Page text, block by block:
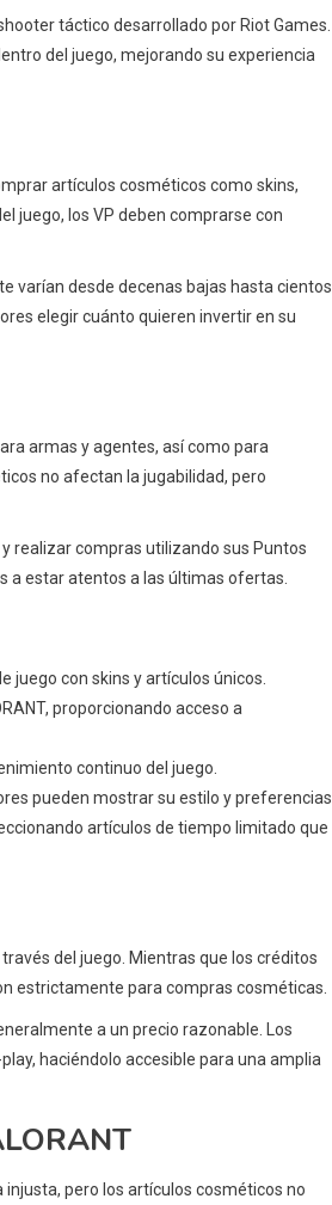
táctico desarrollado por Riot Games.
del juego, mejorando su experiencia
artículos cosméticos como skins,
juego, los VP deben comprarse con
varían desde decenas bajas hasta cientos
elegir cuánto quieren invertir en su
armas y agentes, así como para
no afectan la jugabilidad, pero
realizar compras utilizando sus Puntos
a estar atentos a las últimas ofertas.
juego con skins y artículos únicos.
proporcionando acceso a
continuo del juego.
pueden mostrar su estilo y preferencias
artículos de tiempo limitado que
del juego. Mientras que los créditos
estrictamente para compras cosméticas.
a un precio razonable. Los
haciéndolo accesible para una amplia
pero los artículos cosméticos no